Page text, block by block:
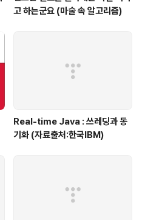
고 하는군요 (마술 속 알고리즘)
Real-time Java : 쓰레딩과 동
기화 (자료출처:한국IBM)